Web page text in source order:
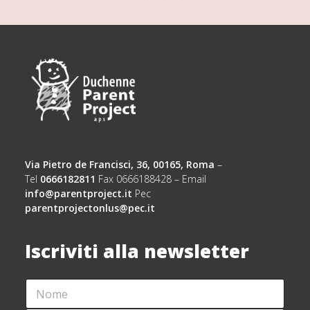
Via Pietro de Francisci, 36, 00165, Roma –
Tel 0666182811 Fax 0666188428 – Email
info@parentproject.it Pec
parentprojectonlus@pec.it
Iscriviti alla newsletter
N